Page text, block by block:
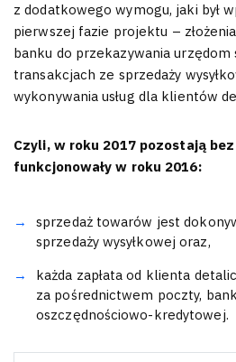
z dodatkowego wymogu, jaki był
pierwszej fazie projektu –
banku do przekazywania
transakcjach ze sprzedaży
wykonywania usług dla klientów
Czyli, w roku 2017 pozostają
funkcjonowały w roku 2016:
sprzedaż towarów jest
sprzedaży wysyłkowej oraz,
każda zapłata od klienta
za pośrednictwem poczty,
oszczędnościowo-kredytowej.